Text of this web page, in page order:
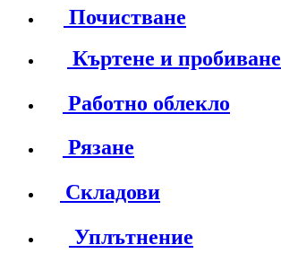
Почистване
Къртене и пробиване
Работно облекло
Рязане
Складови
Уплътнение